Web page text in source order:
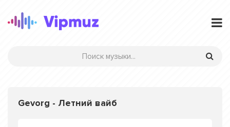
Gevorg - Летний вайб